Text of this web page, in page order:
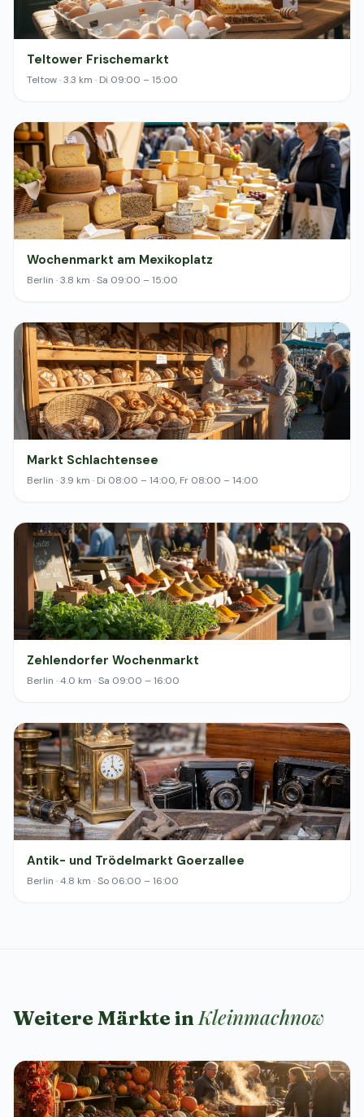
Teltower Frischemarkt
Teltow · 3.3 km · Di 09:00 – 15:00
Wochenmarkt am Mexikoplatz
Berlin · 3.8 km · Sa 09:00 – 15:00
Markt Schlachtensee
Berlin · 3.9 km · Di 08:00 – 14:00, Fr 08:00 – 14:00
Zehlendorfer Wochenmarkt
Berlin · 4.0 km · Sa 09:00 – 16:00
Antik- und Trödelmarkt Goerzallee
Berlin · 4.8 km · So 06:00 – 16:00
Weitere Märkte inKleinmachnow